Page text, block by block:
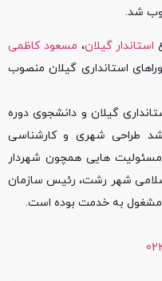
شد.
استاندار گیلان، مسعود کاظمی
استانداری گیلان منصوب
گیلان و دانشجوی دوره
طراحی شهری و کارشناسی
هایی همچون شهردار
شهر رشت، رئیس سازمان
مشغول به خدمت بوده است.